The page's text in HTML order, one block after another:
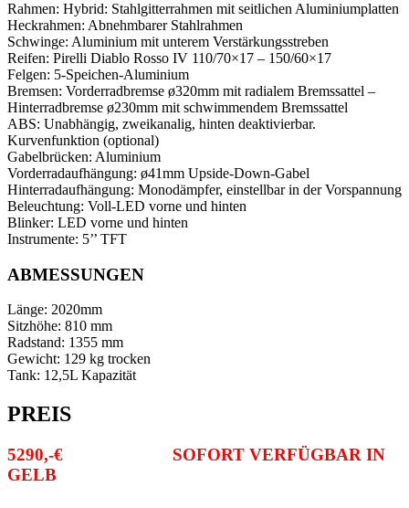
Rahmen: Hybrid: Stahlgitterrahmen mit seitlichen Aluminiumplatten
Heckrahmen: Abnehmbarer Stahlrahmen
Schwinge: Aluminium mit unterem Verstärkungsstreben
Reifen: Pirelli Diablo Rosso IV 110/70×17 – 150/60×17
Felgen: 5-Speichen-Aluminium
Bremsen: Vorderradbremse ø320mm mit radialem Bremssattel –
Hinterradbremse ø230mm mit schwimmendem Bremssattel
ABS: Unabhängig, zweikanalig, hinten deaktivierbar.
Kurvenfunktion (optional)
Gabelbrücken: Aluminium
Vorderradaufhängung: ø41mm Upside-Down-Gabel
Hinterradaufhängung: Monodämpfer, einstellbar in der Vorspannung
Beleuchtung: Voll-LED vorne und hinten
Blinker: LED vorne und hinten
Instrumente: 5’’ TFT
ABMESSUNGEN
Länge: 2020mm
Sitzhöhe: 810 mm
Radstand: 1355 mm
Gewicht: 129 kg trocken
Tank: 12,5L Kapazität
PREIS
5290,-€ SOFORT VERFÜGBAR IN
GELB